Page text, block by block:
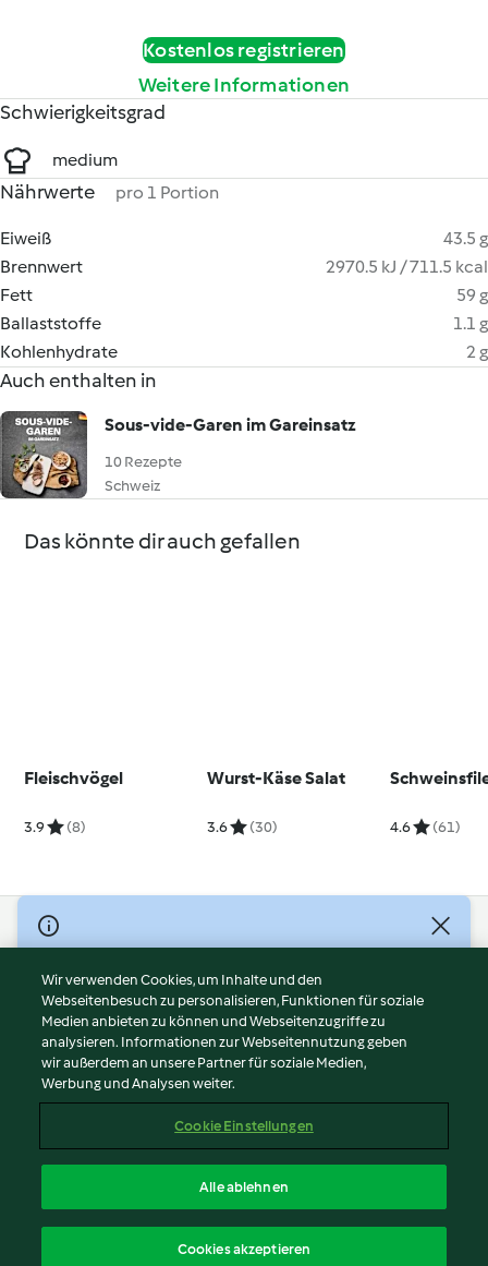
Kostenlos registrieren
Weitere Informationen
Schwierigkeitsgrad
medium
Nährwerte pro 1 Portion
Eiweiß
43.5 g
Brennwert
2970.5 kJ / 711.5 kcal
Fett
59 g
Ballaststoffe
1.1 g
Kohlenhydrate
2 g
Auch enthalten in
Sous-vide-Garen im Gareinsatz
10 Rezepte
Schweiz
Das könnte dir auch gefallen
Fleischvögel
3.9 (8)
Wurst-Käse Salat
3.6 (30) 4.6 (61)
© Copyright 2026
Nutzungsbedingungen
Datenschutzrichtlinien
Disclaimer
Impressum
Cookies
Abo kündigen
Erklärung zur Barrierefreiheit
Wir verwenden Cookies, um Inhalte und den
Webseitenbesuch zu personalisieren, Funktionen für soziale
Medien anbieten zu können und Webseitenzugriffe zu
analysieren. Informationen zur Webseitennutzung geben
wir außerdem an unsere Partner für soziale Medien,
Werbung und Analysen weiter.
Cookie Einstellungen
Alle ablehnen
Cookies akzeptieren